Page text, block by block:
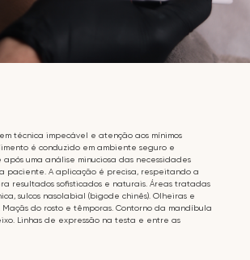
técnica impecável e atenção aos mínimos
é conduzido em ambiente seguro e
após uma análise minuciosa das necessidades
paciente. A aplicação é precisa, respeitando a
resultados soﬁsticados e naturais. Áreas tratadas
sulcos nasolabial (bigode chinês). Olheiras e
Maçãs do rosto e têmporas. Contorno da mandíbula
Linhas de expressão na testa e entre as